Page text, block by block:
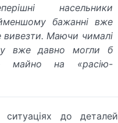
насельники
бажанні вже
вивезти. Маючи чималі
вже давно могли б
майно на «расію-
до деталей